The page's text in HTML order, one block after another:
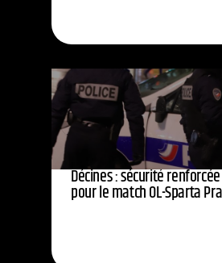
Décines : sécurité
pour le match OL-Sparta